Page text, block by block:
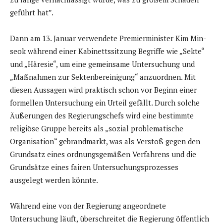
geführt hat”.
Dann am 13. Januar verwendete Premierminister Kim Min-
seok während einer Kabinettssitzung Begriffe wie „Sekte“
und „Häresie“, um eine gemeinsame Untersuchung und
„Maßnahmen zur Sektenbereinigung“ anzuordnen. Mit
diesen Aussagen wird praktisch schon vor Beginn einer
formellen Untersuchung ein Urteil gefällt. Durch solche
Äußerungen des Regierungschefs wird eine bestimmte
religiöse Gruppe bereits als „sozial problematische
Organisation“ gebrandmarkt, was als Verstoß gegen den
Grundsatz eines ordnungsgemäßen Verfahrens und die
Grundsätze eines fairen Untersuchungsprozesses
ausgelegt werden könnte.
Während eine von der Regierung angeordnete
Untersuchung läuft, überschreitet die Regierung öffentlich